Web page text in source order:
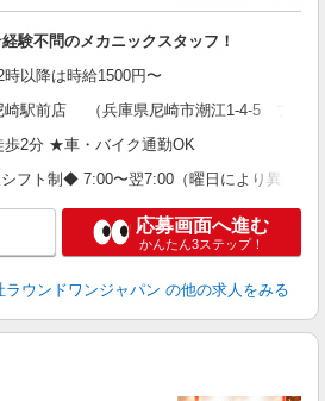
験不問のメカニックスタッフ！
以降は時給1500円〜
駅前店 （兵庫県尼崎市潮江1-4-5 プラス
歩2分 ★車・バイク通勤OK
フト制◆ 7:00〜翌7:00（曜日により異なる
応募画面へ進む
かんたん3ステップ！
ラウンドワンジャパン の他の求人をみる